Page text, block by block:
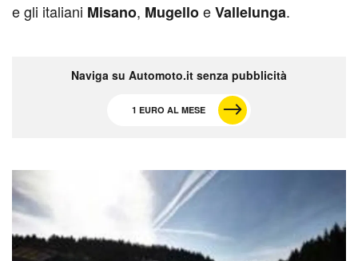
e gli italiani Misano, MugelloeVallelunga.
Naviga su Automoto.it senza pubblicità
1 EURO AL MESE